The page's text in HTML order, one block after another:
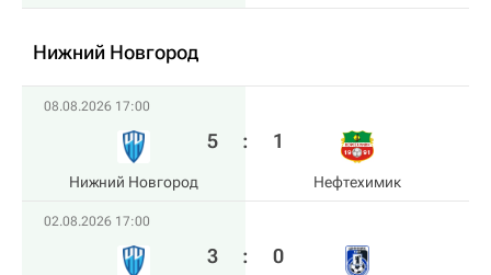
Нижний Новгород
08.08.2026 17:00
Нижний Новгород
5 : 1
Нефтехимик
02.08.2026 17:00
3 : 0